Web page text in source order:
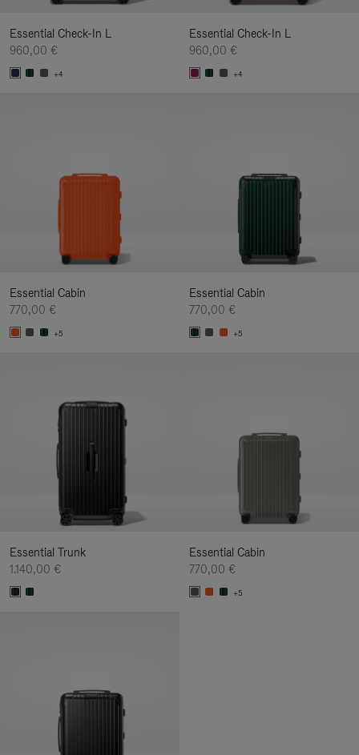
Essential Check-In L
960,00 €
+4
Essential Check-In L
960,00 €
+4
Essential Cabin
770,00 €
+5
Essential Cabin
770,00 €
+5
Essential Trunk
1.140,00 €
Essential Cabin
770,00 €
+5